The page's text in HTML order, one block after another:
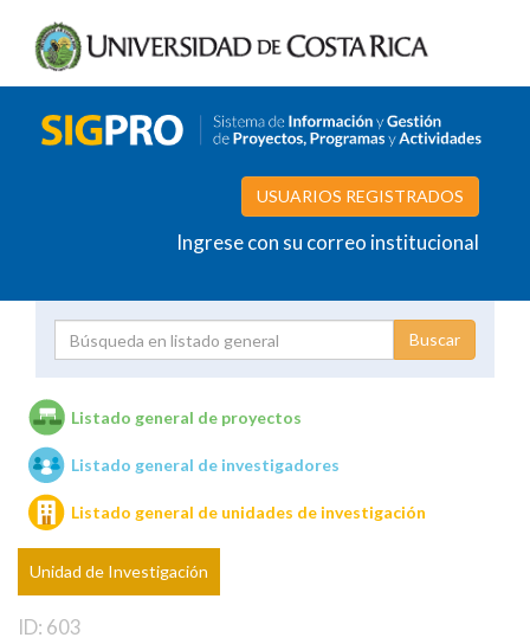
USUARIOS REGISTRADOS
Ingrese con su correo institucional
Unidades de investigación
Listado general de proyectos
Listado general de investigadores
Listado general de unidades de investigación
Unidad de Investigación
ID: 603